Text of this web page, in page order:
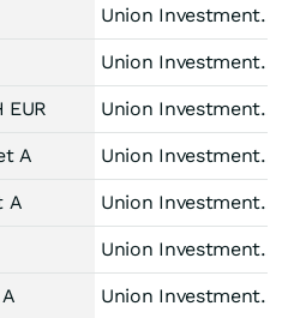
Union Investment Lux
Union Investment Lux
EUR Union Investment Lux
A Union Investment Lux
A Union Investment Lux
Union Investment Lux
Union Investment Lux